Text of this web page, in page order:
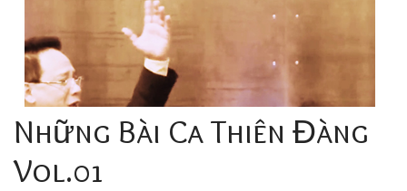
Những Bài Ca Thiên Đàng
Vol.01